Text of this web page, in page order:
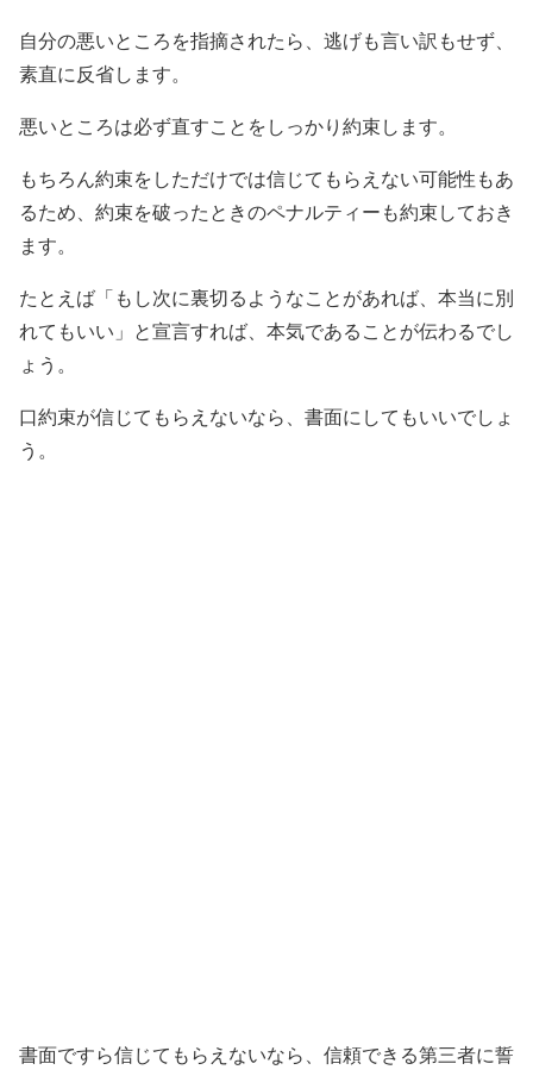
自分の悪いところを指摘されたら、逃げも言い訳もせず、
素直に反省します。
悪いところは必ず直すことをしっかり約束します。
もちろん約束をしただけでは信じてもらえない可能性もあ
るため、約束を破ったときのペナルティーも約束しておき
ます。
たとえば「もし次に裏切るようなことがあれば、本当に別
れてもいい」と宣言すれば、本気であることが伝わるでし
ょう。
口約束が信じてもらえないなら、書面にしてもいいでしょ
う。
書面ですら信じてもらえないなら、信頼できる第三者に誓